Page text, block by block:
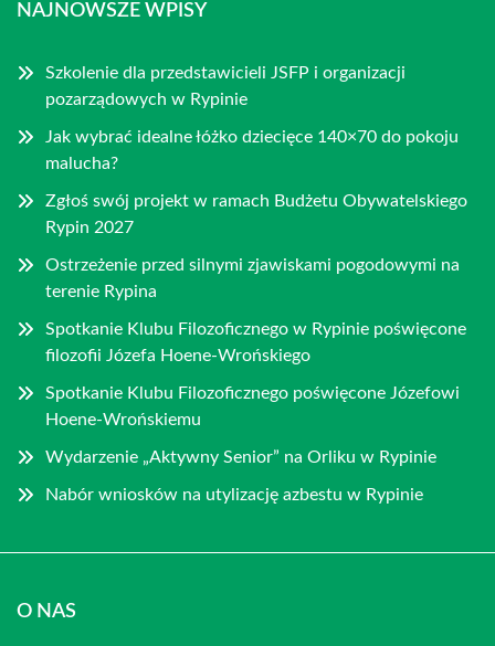
NAJNOWSZE WPISY
Szkolenie dla przedstawicieli JSFP i organizacji
pozarządowych w Rypinie
Jak wybrać idealne łóżko dziecięce 140×70 do pokoju
malucha?
Zgłoś swój projekt w ramach Budżetu Obywatelskiego
Rypin 2027
Ostrzeżenie przed silnymi zjawiskami pogodowymi na
terenie Rypina
Spotkanie Klubu Filozoficznego w Rypinie poświęcone
filozofii Józefa Hoene-Wrońskiego
Spotkanie Klubu Filozoficznego poświęcone Józefowi
Hoene-Wrońskiemu
Wydarzenie „Aktywny Senior” na Orliku w Rypinie
Nabór wniosków na utylizację azbestu w Rypinie
O NAS